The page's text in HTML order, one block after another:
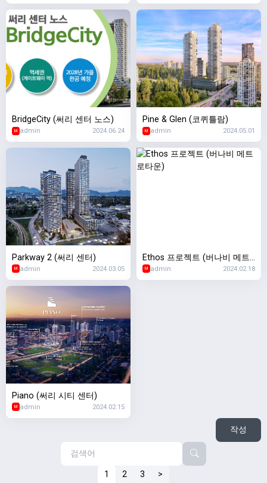
BridgeCity (써리 센터 노스)
M admin 2024.06.24
Pine & Glen (코퀴틀람)
M admin 2024.05.01
Parkway 2 (써리 센터)
M admin 2024.03.05
Ethos 프로젝트 (버나비 메트
로타운)
M admin 2024.02.18
Piano (써리 시티 센터)
M admin 2024.02.15
작성
1 2 3 >